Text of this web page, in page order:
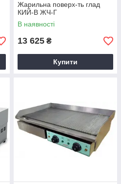
Жарильна поверх-ть глад
КИЙ-В ЖЧ-Г
В наявності
13 625 ₴
Купити